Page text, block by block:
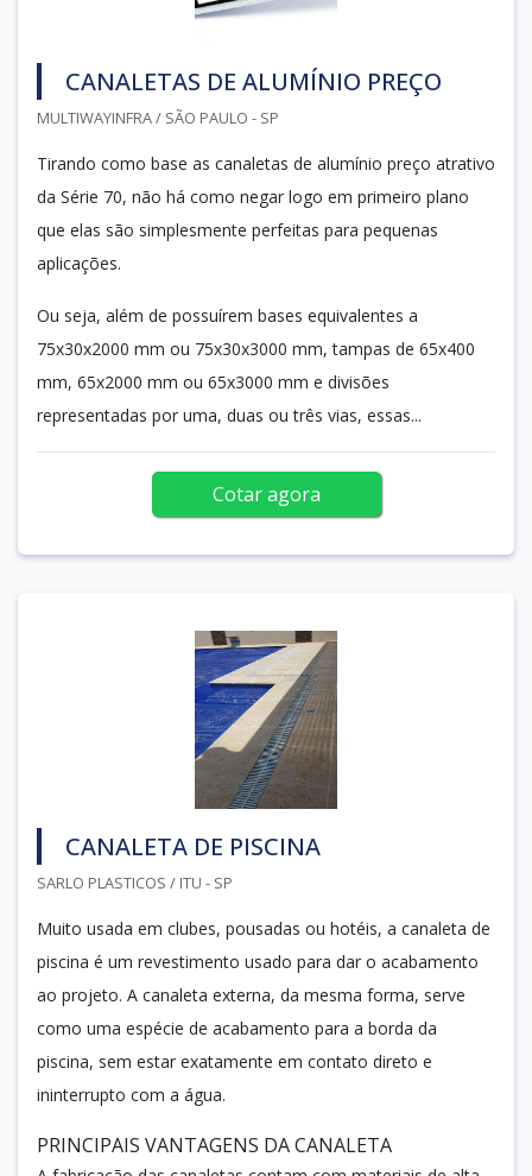
CANALETAS DE ALUMÍNIO PREÇO
MULTIWAYINFRA / SÃO PAULO - SP
Tirando como base as canaletas de alumínio preço atrativo
da Série 70, não há como negar logo em primeiro plano
que elas são simplesmente perfeitas para pequenas
aplicações.
Ou seja, além de possuírem bases equivalentes a
75x30x2000 mm ou 75x30x3000 mm, tampas de 65x400
mm, 65x2000 mm ou 65x3000 mm e divisões
representadas por uma, duas ou três vias, essas...
Cotar agora
CANALETA DE PISCINA
SARLO PLASTICOS / ITU - SP
Muito usada em clubes, pousadas ou hotéis, a canaleta de
piscina é um revestimento usado para dar o acabamento
ao projeto. A canaleta externa, da mesma forma, serve
como uma espécie de acabamento para a borda da
piscina, sem estar exatamente em contato direto e
ininterrupto com a água.
PRINCIPAIS VANTAGENS DA CANALETA